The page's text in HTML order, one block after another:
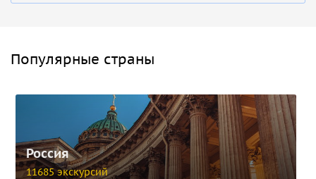
Популярные страны
Россия
11685 экскурсий